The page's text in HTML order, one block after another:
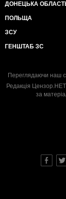
ДОНЕЦЬКА
ПОЛЬЩА
ЗСУ
ГЕНШТАБ ЗС
Переглядаючи наш
Редакція Цензор.НЕТ
за